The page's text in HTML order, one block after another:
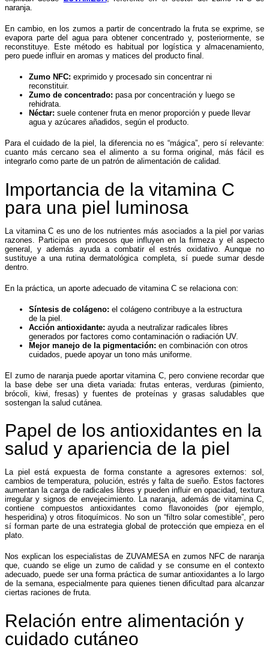
naranja.
En cambio, en los zumos a partir de concentrado la fruta se exprime, se
evapora parte del agua para obtener concentrado y, posteriormente, se
reconstituye. Este método es habitual por logística y almacenamiento,
pero puede influir en aromas y matices del producto final.
Zumo NFC: exprimido y procesado sin concentrar ni
reconstituir.
Zumo de concentrado: pasa por concentración y luego se
rehidrata.
Néctar: suele contener fruta en menor proporción y puede llevar
agua y azúcares añadidos, según el producto.
Para el cuidado de la piel, la diferencia no es “mágica”, pero sí relevante:
cuanto más cercano sea el alimento a su forma original, más fácil es
integrarlo como parte de un patrón de alimentación de calidad.
Importancia de la vitamina C
para una piel luminosa
La vitamina C es uno de los nutrientes más asociados a la piel por varias
razones. Participa en procesos que influyen en la firmeza y el aspecto
general, y además ayuda a combatir el estrés oxidativo. Aunque no
sustituye a una rutina dermatológica completa, sí puede sumar desde
dentro.
En la práctica, un aporte adecuado de vitamina C se relaciona con:
Síntesis de colágeno: el colágeno contribuye a la estructura
de la piel.
Acción antioxidante: ayuda a neutralizar radicales libres
generados por factores como contaminación o radiación UV.
Mejor manejo de la pigmentación: en combinación con otros
cuidados, puede apoyar un tono más uniforme.
El zumo de naranja puede aportar vitamina C, pero conviene recordar que
la base debe ser una dieta variada: frutas enteras, verduras (pimiento,
brócoli, kiwi, fresas) y fuentes de proteínas y grasas saludables que
sostengan la salud cutánea.
Papel de los antioxidantes en la
salud y apariencia de la piel
La piel está expuesta de forma constante a agresores externos: sol,
cambios de temperatura, polución, estrés y falta de sueño. Estos factores
aumentan la carga de radicales libres y pueden influir en opacidad, textura
irregular y signos de envejecimiento. La naranja, además de vitamina C,
contiene compuestos antioxidantes como flavonoides (por ejemplo,
hesperidina) y otros fitoquímicos. No son un “filtro solar comestible”, pero
sí forman parte de una estrategia global de protección que empieza en el
plato.
Nos explican los especialistas de ZUVAMESA en zumos NFC de naranja
que, cuando se elige un zumo de calidad y se consume en el contexto
adecuado, puede ser una forma práctica de sumar antioxidantes a lo largo
de la semana, especialmente para quienes tienen dificultad para alcanzar
ciertas raciones de fruta.
Relación entre alimentación y
cuidado cutáneo